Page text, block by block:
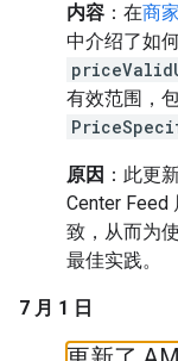
内容 ：在商
中介绍了如
有效范围，
原因 ：此更
Center Feed
致，从而为
最佳实践。
7 月 1 日